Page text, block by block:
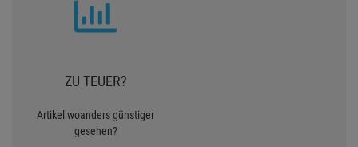
ZU TEUER?
Artikel woanders günstiger
gesehen?